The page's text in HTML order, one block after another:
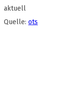
aktuell
Quelle: ots